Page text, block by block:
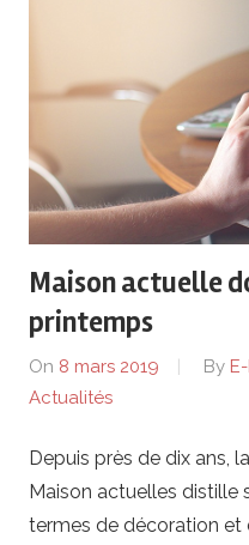
Maison actuelle
printemps
On 8 mars 2019 By
Actualités
Depuis près de dix ans,
Maison actuelles distille
termes de décoration et